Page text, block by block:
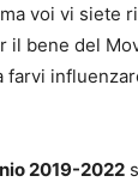
voi vi siete
il bene del
farvi
2019-2022